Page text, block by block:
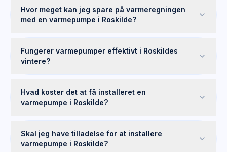
Hvor meget kan jeg spare på varmeregningen
med en varmepumpe i Roskilde?
Fungerer varmepumper effektivt i Roskildes
vintere?
Hvad koster det at få installeret en
varmepumpe i Roskilde?
Skal jeg have tilladelse for at installere
varmepumpe i Roskilde?